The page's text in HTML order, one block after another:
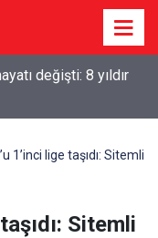
değişti: 8 yıldır
1’inci lige taşıdı: Sitemli
Sitemli